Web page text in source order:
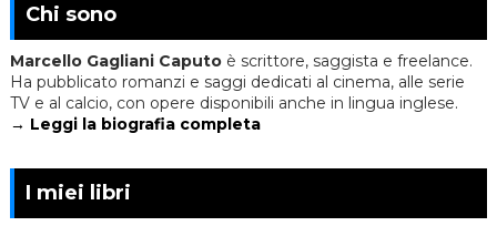
Chi sono
Marcello Gagliani Caputoè scrittore, saggista e freelance.
Ha pubblicato romanzi e saggi dedicati al cinema, alle serie
TV e al calcio, con opere disponibili anche in lingua inglese.
→ Leggi la biografia completa
I miei libri